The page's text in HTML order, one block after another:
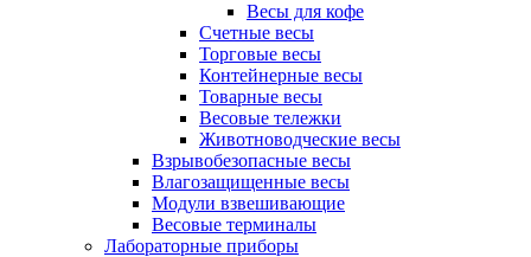
Весы для кофе
Счетные весы
Торговые весы
Контейнерные весы
Товарные весы
Весовые тележки
Животноводческие весы
Взрывобезопасные весы
Влагозащищенные весы
Модули взвешивающие
Весовые терминалы
Лабораторные приборы